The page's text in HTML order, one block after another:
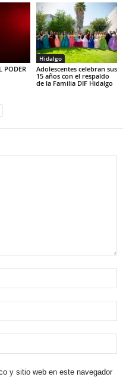
PODER
Hidalgo
Adolescentes celebran sus
15 años con el respaldo
de la Familia DIF Hidalgo
y sitio web en este navegador